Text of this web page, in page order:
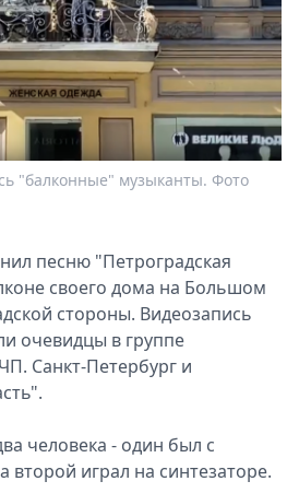
"балконные" музыканты. Фото
песню "Петроградская
своего дома на Большом
стороны. Видеозапись
очевидцы в группе
Санкт-Петербург и
человека - один был с
играл на синтезаторе.